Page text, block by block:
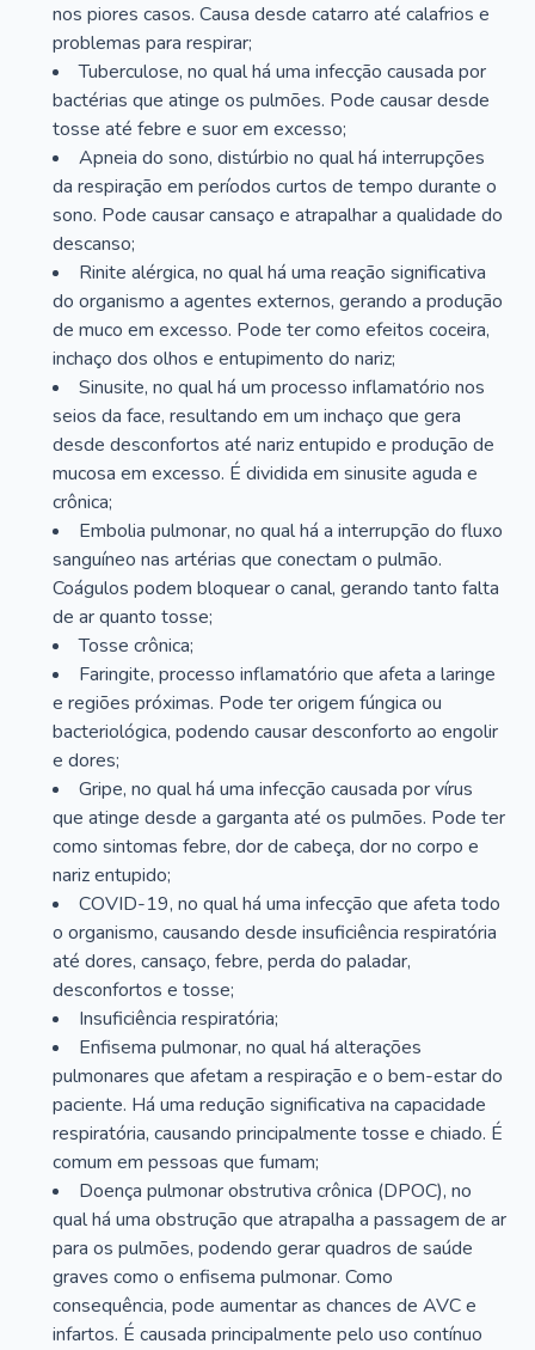
nos piores casos. Causa desde catarro até calafrios e
problemas para respirar;
Tuberculose, no qual há uma infecção causada por
bactérias que atinge os pulmões. Pode causar desde
tosse até febre e suor em excesso;
Apneia do sono, distúrbio no qual há interrupções
da respiração em períodos curtos de tempo durante o
sono. Pode causar cansaço e atrapalhar a qualidade do
descanso;
Rinite alérgica, no qual há uma reação significativa
do organismo a agentes externos, gerando a produção
de muco em excesso. Pode ter como efeitos coceira,
inchaço dos olhos e entupimento do nariz;
Sinusite, no qual há um processo inflamatório nos
seios da face, resultando em um inchaço que gera
desde desconfortos até nariz entupido e produção de
mucosa em excesso. É dividida em sinusite aguda e
crônica;
Embolia pulmonar, no qual há a interrupção do fluxo
sanguíneo nas artérias que conectam o pulmão.
Coágulos podem bloquear o canal, gerando tanto falta
de ar quanto tosse;
Tosse crônica;
Faringite, processo inflamatório que afeta a laringe
e regiões próximas. Pode ter origem fúngica ou
bacteriológica, podendo causar desconforto ao engolir
e dores;
Gripe, no qual há uma infecção causada por vírus
que atinge desde a garganta até os pulmões. Pode ter
como sintomas febre, dor de cabeça, dor no corpo e
nariz entupido;
COVID-19, no qual há uma infecção que afeta todo
o organismo, causando desde insuficiência respiratória
até dores, cansaço, febre, perda do paladar,
desconfortos e tosse;
Insuficiência respiratória;
Enfisema pulmonar, no qual há alterações
pulmonares que afetam a respiração e o bem-estar do
paciente. Há uma redução significativa na capacidade
respiratória, causando principalmente tosse e chiado. É
comum em pessoas que fumam;
Doença pulmonar obstrutiva crônica (DPOC), no
qual há uma obstrução que atrapalha a passagem de ar
para os pulmões, podendo gerar quadros de saúde
graves como o enfisema pulmonar. Como
consequência, pode aumentar as chances de AVC e
infartos. É causada principalmente pelo uso contínuo